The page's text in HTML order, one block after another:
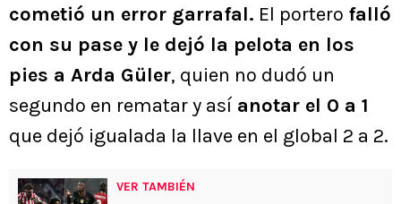
cometió un error garrafal. El portero falló
con su pase y le dejó la pelota en los
pies a Arda Güler, quien no dudó un
segundo en rematar y así anotar el 0 a 1
que dejó igualada la llave en el global 2 a 2.
VER TAMBIÉN